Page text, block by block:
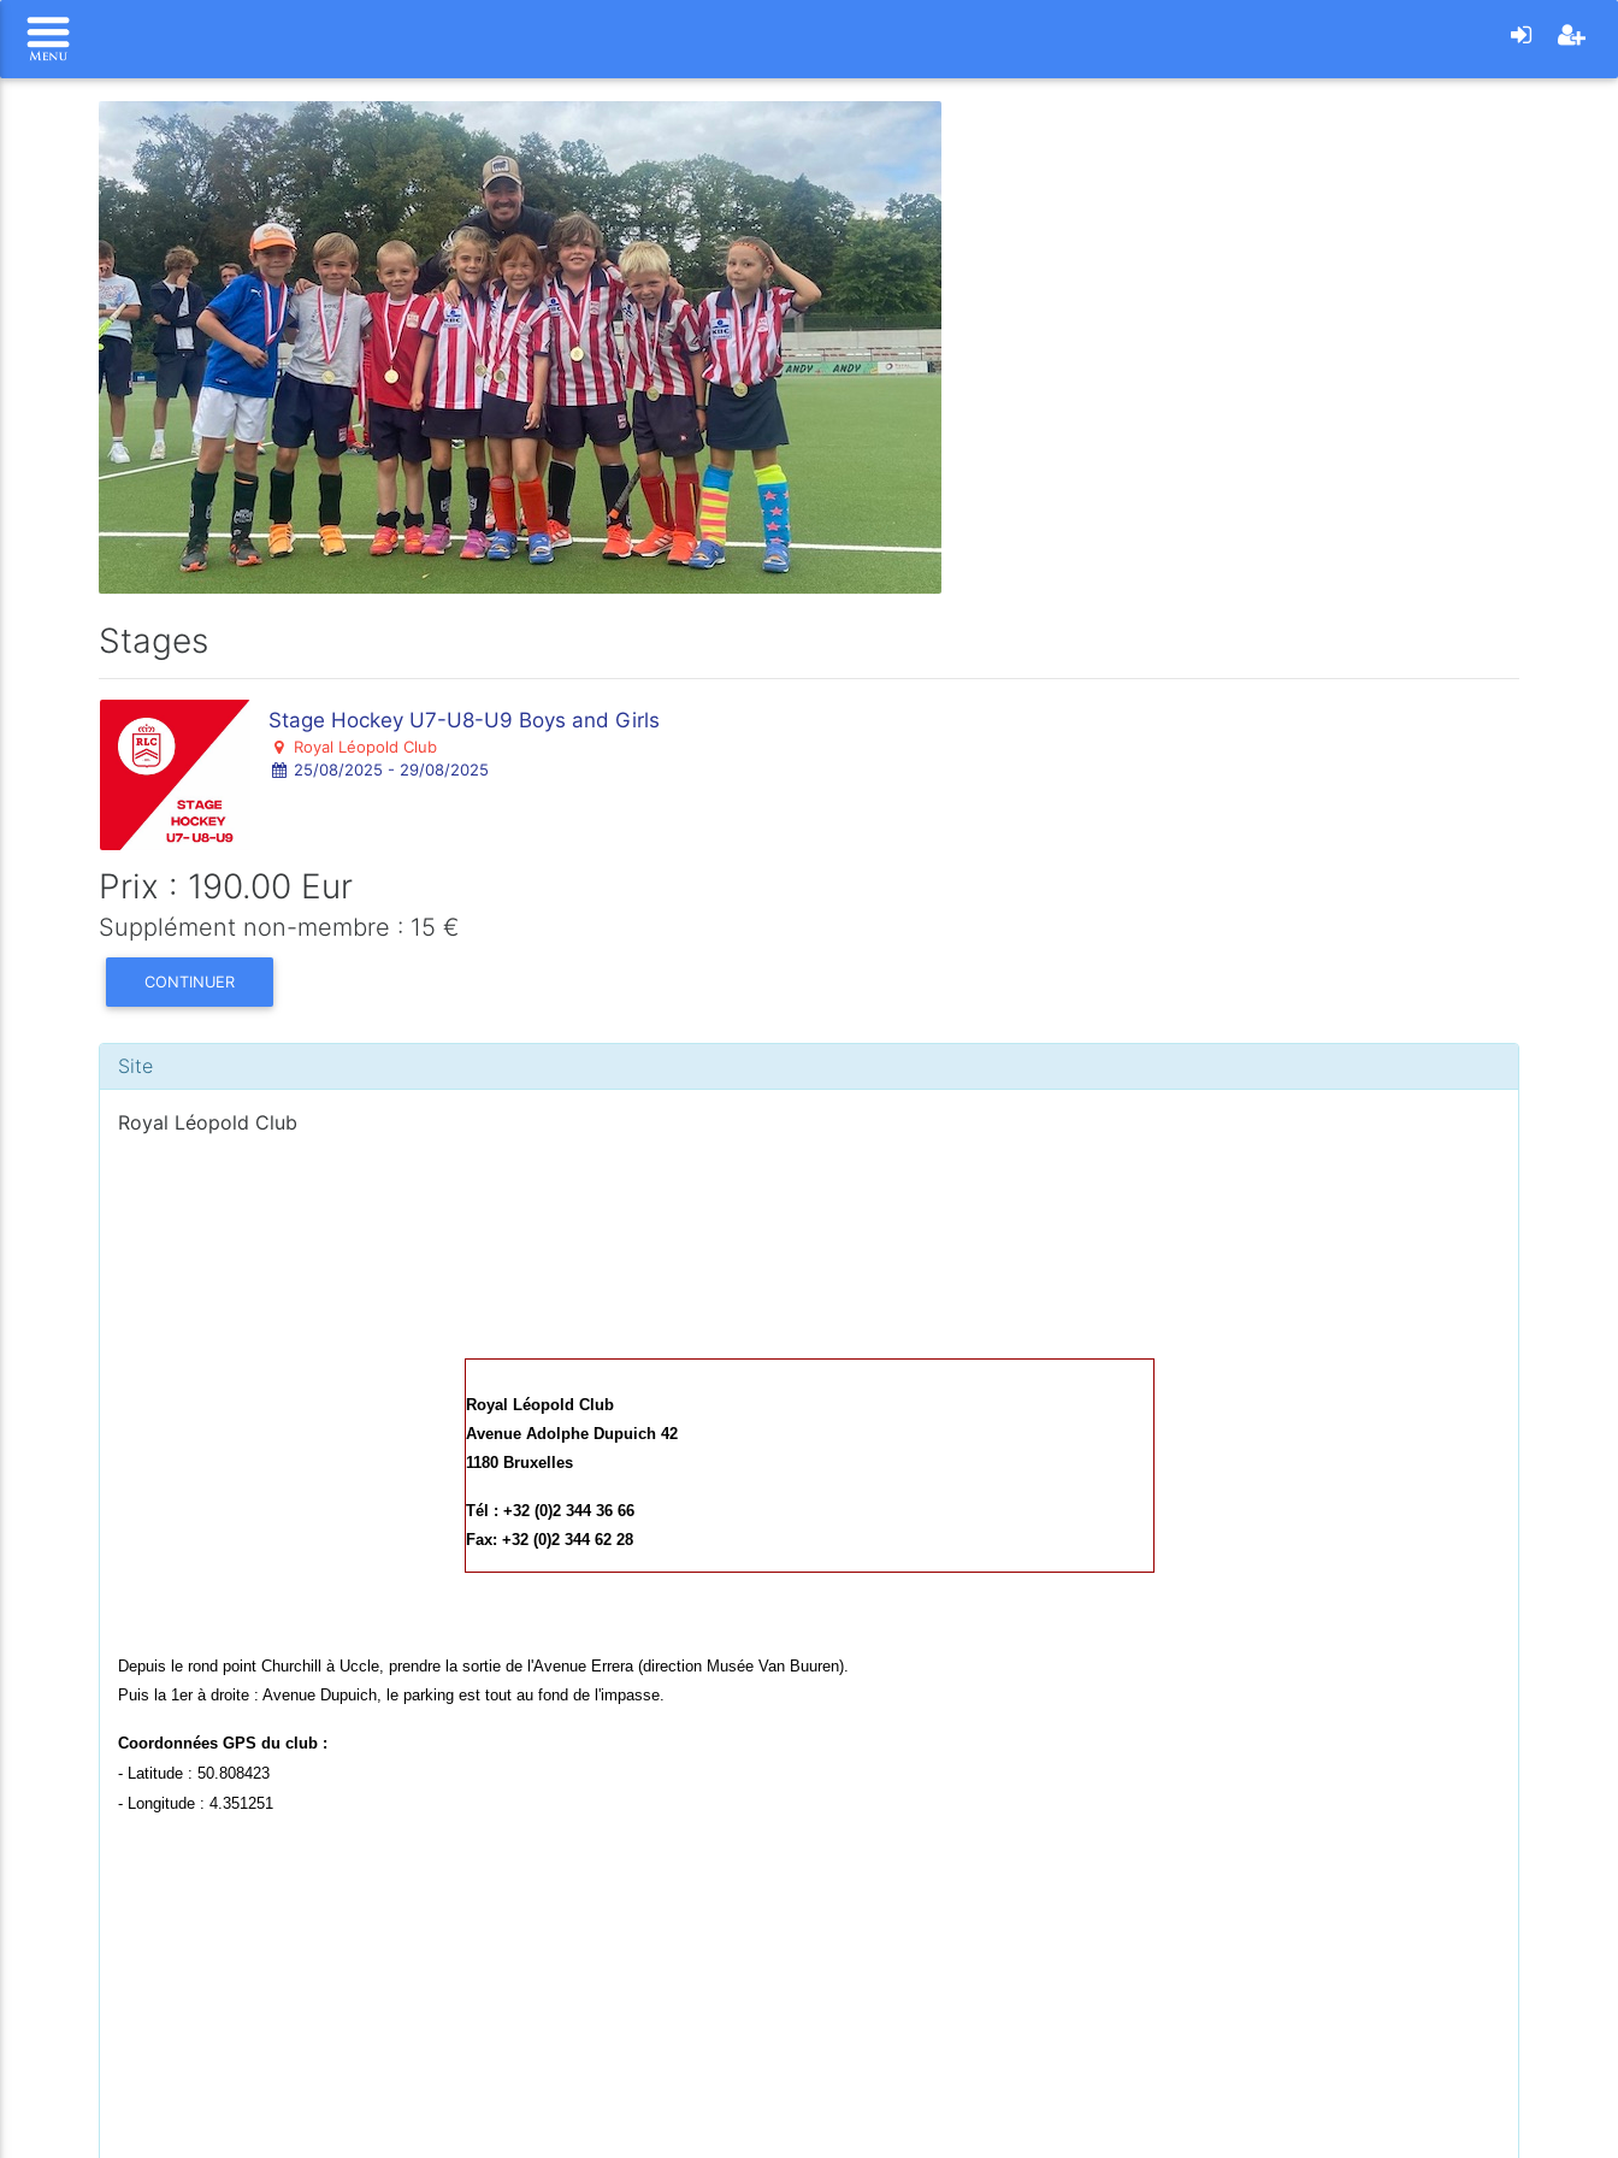
Stages
Stage Hockey U7-U8-U9 Boys and Girls
Royal Léopold Club
25/08/2025 - 29/08/2025
Prix : 190.00 Eur
Supplément non-membre : 15 €
CONTINUER
Site
Royal Léopold Club
Royal Léopold Club
Avenue Adolphe Dupuich 42
1180 Bruxelles
Tél : +32 (0)2 344 36 66
Fax: +32 (0)2 344 62 28
Depuis le rond point Churchill à Uccle, prendre la sortie de l'Avenue Errera (direction Musée Van Buuren).
Puis la 1er à droite : Avenue Dupuich, le parking est tout au fond de l'impasse.
Coordonnées GPS du club :
- Latitude : 50.808423
- Longitude : 4.351251